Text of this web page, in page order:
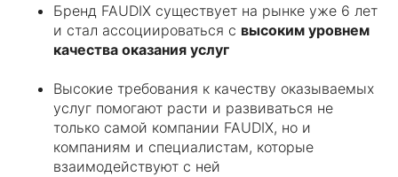
Бренд FAUDIX существует на рынке уже 6 лет
и стал ассоциироваться с высоким уровнем
качества оказания услуг
Высокие требования к качеству оказываемых
услуг помогают расти и развиваться не
только самой компании FAUDIX, но и
компаниям и специалистам, которые
взаимодействуют с ней